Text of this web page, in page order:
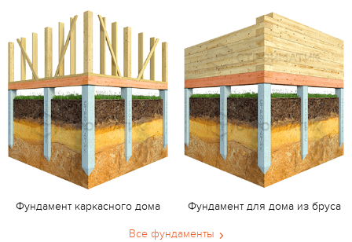
Фундамент каркасного дома Фундамент для дома из бруса
Все фундаменты